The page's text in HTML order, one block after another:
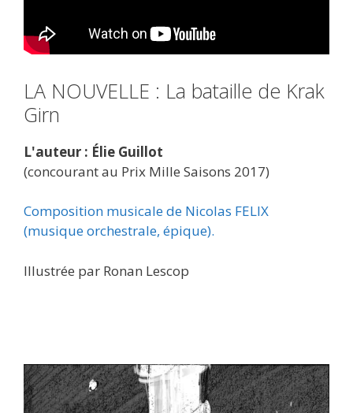
LA NOUVELLE : La bataille de Krak
Girn
L'auteur : Élie Guillot
(concourant au Prix Mille Saisons 2017)
Composition musicale de Nicolas FELIX
(musique orchestrale, épique).
Illustrée par Ronan Lescop